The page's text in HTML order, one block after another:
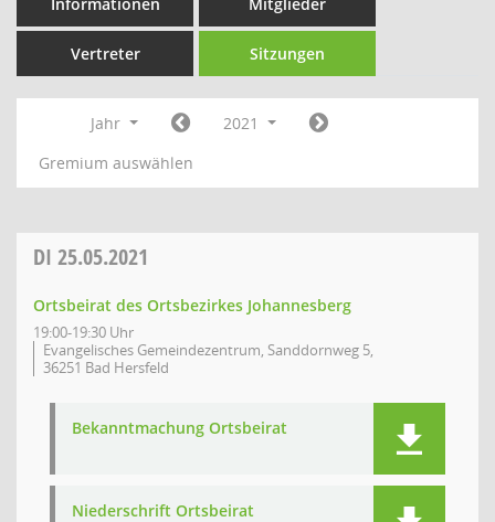
Vertreter Sitzungen
Jahr
2021
Gremium auswählen
DI 25.05.2021
Ortsbeirat des Ortsbezirkes Johannesberg
19:00-19:30 Uhr
Evangelisches Gemeindezentrum, Sanddornweg 5,
36251 Bad Hersfeld
Bekanntmachung Ortsbeirat
Niederschrift Ortsbeirat